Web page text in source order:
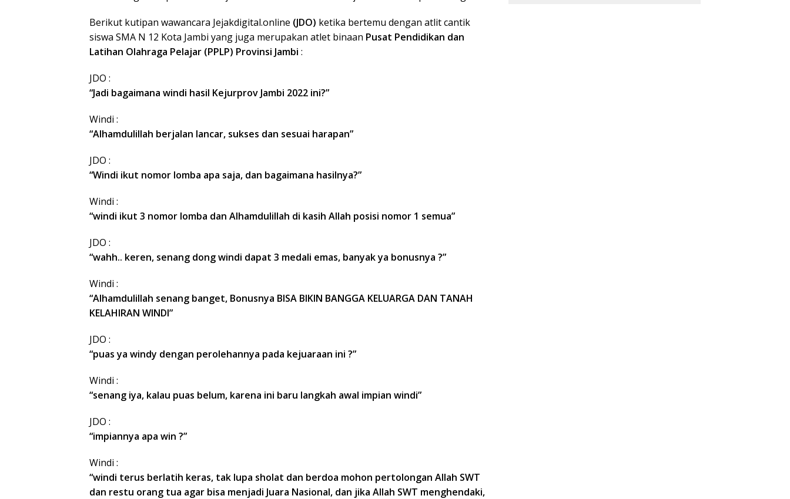
Berikut kutipan wawancara Jejakdigital.online (JDO) ketika bertemu dengan atlit cantik
siswa SMA N 12 Kota Jambi yang juga merupakan atlet binaan Pusat Pendidikan dan
Latihan Olahraga Pelajar (PPLP) Provinsi Jambi :
JDO :
“Jadi bagaimana windi hasil Kejurprov Jambi 2022 ini?”
Windi :
“Alhamdulillah berjalan lancar, sukses dan sesuai harapan”
JDO :
“Windi ikut nomor lomba apa saja, dan bagaimana hasilnya?”
Windi :
“windi ikut 3 nomor lomba dan Alhamdulillah di kasih Allah posisi nomor 1 semua”
JDO :
“wahh.. keren, senang dong windi dapat 3 medali emas, banyak ya bonusnya ?”
Windi :
“Alhamdulillah senang banget, Bonusnya BISA BIKIN BANGGA KELUARGA DAN TANAH
KELAHIRAN WINDI”
JDO :
“puas ya windy dengan perolehannya pada kejuaraan ini ?”
Windi :
“senang iya, kalau puas belum, karena ini baru langkah awal impian windi”
JDO :
“impiannya apa win ?”
Windi :
“windi terus berlatih keras, tak lupa sholat dan berdoa mohon pertolongan Allah SWT
dan restu orang tua agar bisa menjadi Juara Nasional, dan jika Allah SWT menghendaki,